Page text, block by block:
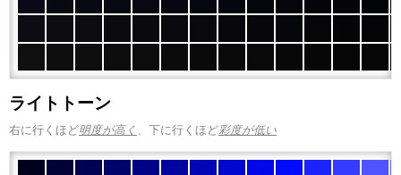
ライトトーン
右に行くほど明度が高く 、下に行くほど彩度が低い